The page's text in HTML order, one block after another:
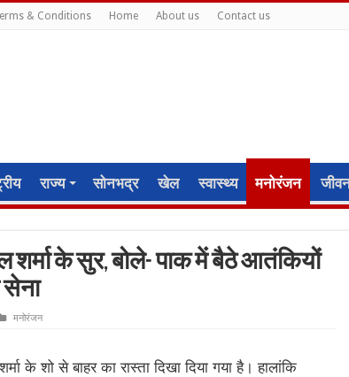
& Conditions Home About us Contact us
राज्य सोनभद्र खेल स्वास्थ्य मनोरंजन
शर्मा के सुर, बोले- पाक में बैठे आतंकियों
सेना
मनोरंजन
के शो से बाहर का रास्ता दिखा दिया गया है। हालांकि